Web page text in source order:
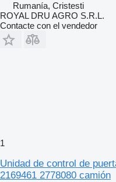
Rumanía, Cristesti
ROYAL DRU AGRO S.R.L.
Contacte con el vendedor
1
Unidad de control de
2169461 2778080 camión